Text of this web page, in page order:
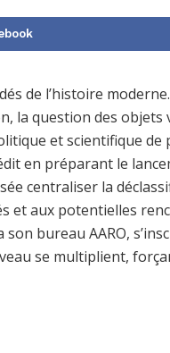
de l’histoire
la question des objets
et scientifique de
en préparant le
centraliser la
et aux potentielles
bureau AARO,
se multiplient,